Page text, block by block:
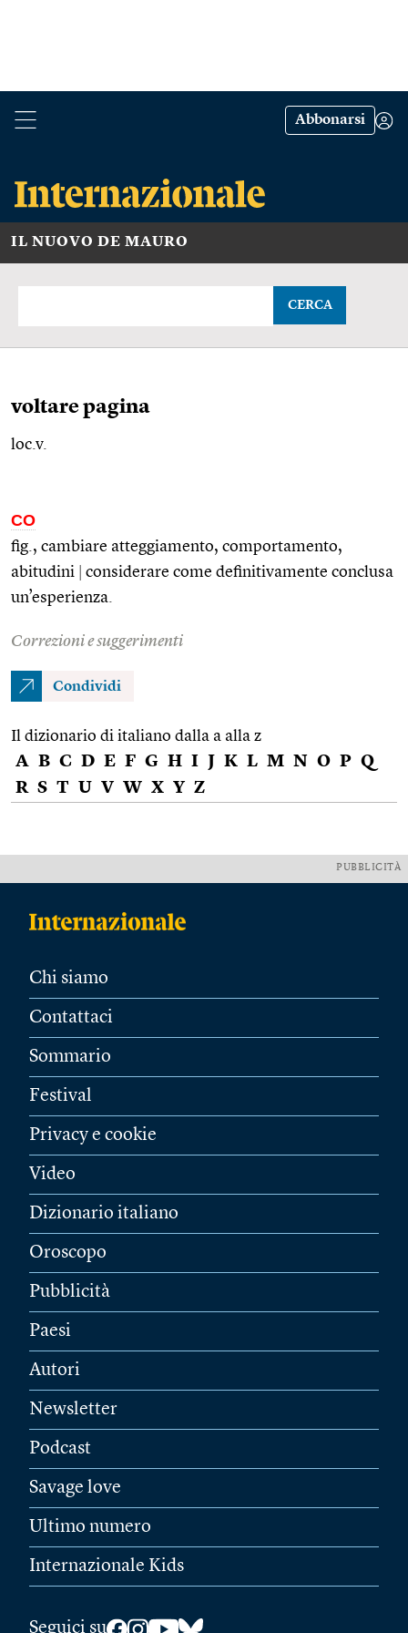
Abbonarsi
IL NUOVO DE MAURO
CERCA
voltare pagina
loc.v.
CO
fig., cambiare atteggiamento, comportamento,
abitudini
considerare come definitivamente conclusa
un’esperienza.
Correzioni e suggerimenti
Condividi
Il dizionario di italiano dalla a alla z
A B C D E F G H I J K L M N O P Q
R S T U V W X Y Z
PUBBLICITÀ
Chi siamo
Contattaci
Sommario
Festival
Privacy e cookie
Video
Dizionario italiano
Oroscopo
Pubblicità
Paesi
Autori
Newsletter
Podcast
Savage love
Ultimo numero
Internazionale Kids
Seguici su